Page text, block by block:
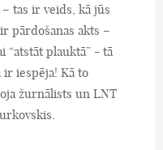
tas ir veids, kā jūs
pārdošanas akts –
“atstāt plauktā” - tā
ir iespēja! Kā to
žurnālists un LNT